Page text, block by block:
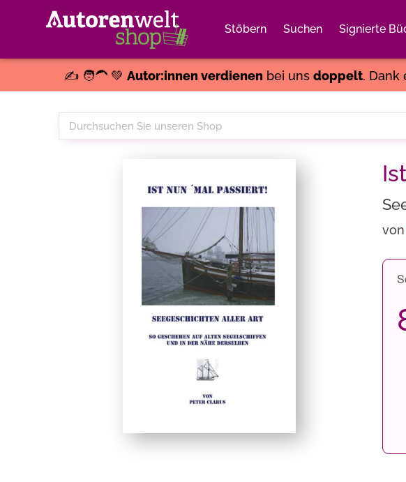
Stöbern Suchen Signierte
✍️ 🧑‍🦱 💚 Autor:innen verdienenbei uns doppelt. Dank
Durchsuchen
Sie
von